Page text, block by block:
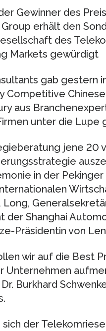
Gewinner des
erhält den
des
Markets gewürdigt
gab gestern
Chinese
aus
unter die Lupe
jene 20
in der
der Shanghai
Präsidentin von
wir auf die Best
Burkhard
der